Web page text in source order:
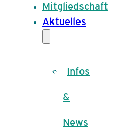
Mitgliedschaft
Aktuelles
Infos
&
News